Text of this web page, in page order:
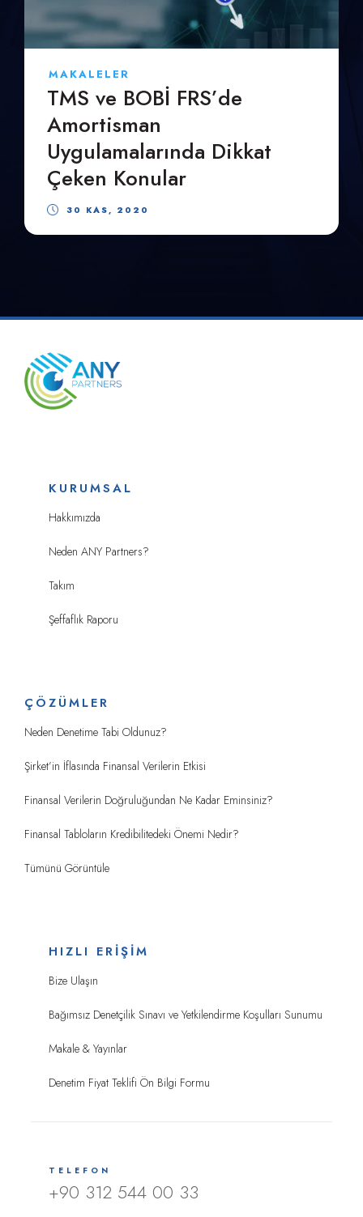
TMS ve BOBİ FRS’de
Amortisman
Uygulamalarında Dikkat
Çeken Konular
30 KAS, 2020
MAKALELER
KURUMSAL
Hakkımızda
Neden ANY Partners?
Takım
Şeffaflık Raporu
ÇÖZÜMLER
Neden Denetime Tabi Oldunuz?
Şirket’in İflasında Finansal Verilerin Etkisi
Finansal Verilerin Doğruluğundan Ne Kadar Eminsiniz?
Finansal Tabloların Kredibilitedeki Önemi Nedir?
Tümünü Görüntüle
HIZLI ERİŞİM
Bize Ulaşın
Bağımsız Denetçilik Sınavı ve Yetkilendirme Koşulları Sunumu
Makale & Yayınlar
Denetim Fiyat Teklifi Ön Bilgi Formu
TELEFON
+90 312 544 00 33